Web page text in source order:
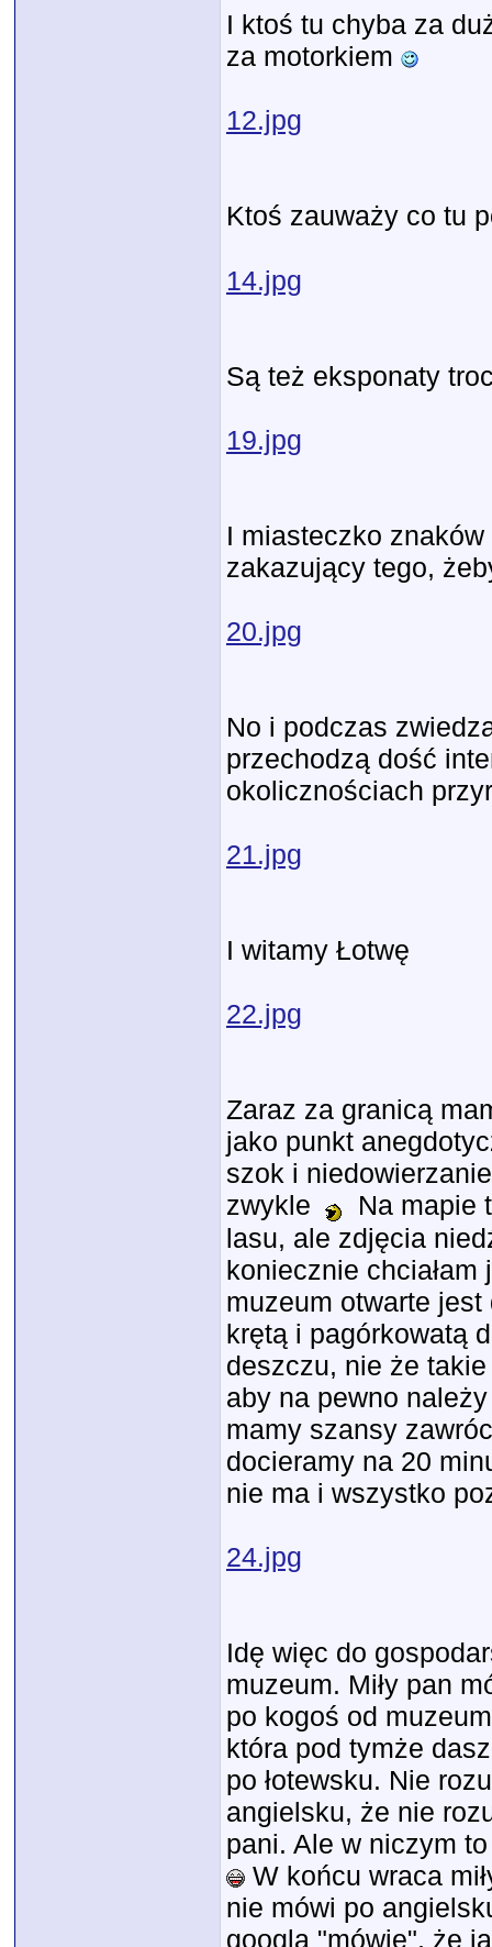
I ktoś tu chyba za
za motorkiem
12.jpg
Ktoś zauważy co tu
14.jpg
Są też eksponaty
19.jpg
I miasteczko
zakazujący tego,
20.jpg
No i podczas
przechodzą dość
okolicznościach
21.jpg
I witamy Łotwę
22.jpg
Zaraz za granicą
jako punkt
szok i
zwykle
Na mapie
lasu, ale zdjęcia
koniecznie
muzeum otwarte
krętą i pagórkowatą
deszczu, nie że
aby na pewno
mamy szansy
docieramy na 20
nie ma i wszystko
24.jpg
Idę więc do
muzeum. Miły pan
po kogoś od
która pod tymże
po łotewsku. Nie
angielsku, że nie
pani. Ale w niczym
W końcu wraca
nie mówi po
googla "mówię", że